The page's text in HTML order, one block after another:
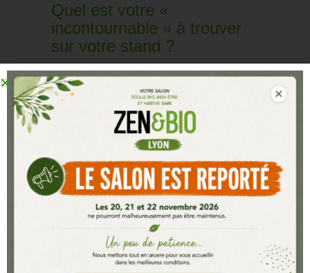
Quel est votre «
incontournable » à trouver
sur votre stand ?
Le Chemin des Mots propose des stages
de deux jours, générant de profond
changement dans votre ville :
– Retrouver et Guérir son enfant intérieur
– Les Six phases d’accès au lâcher prise
– La sagesse de Toltèques
Consultez la liste des exposants
PORTRAITS EXPOSANTS